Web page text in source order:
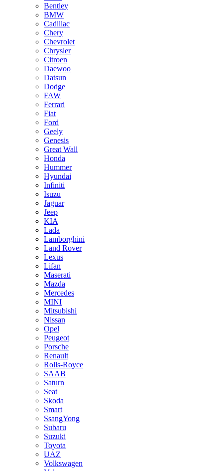
Bentley
BMW
Cadillac
Chery
Chevrolet
Chrysler
Citroen
Daewoo
Datsun
Dodge
FAW
Ferrari
Fiat
Ford
Geely
Genesis
Great Wall
Honda
Hummer
Hyundai
Infiniti
Isuzu
Jaguar
Jeep
KIA
Lada
Lamborghini
Land Rover
Lexus
Lifan
Maserati
Mazda
Mercedes
MINI
Mitsubishi
Nissan
Opel
Peugeot
Porsche
Renault
Rolls-Royce
SAAB
Saturn
Seat
Skoda
Smart
SsangYong
Subaru
Suzuki
Toyota
UAZ
Volkswagen